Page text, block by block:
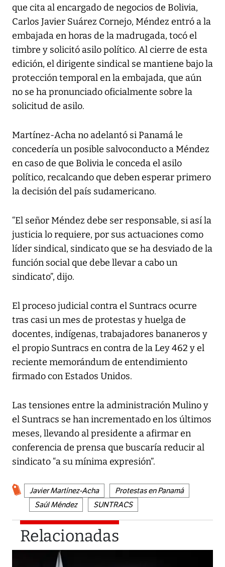
que cita al encargado de negocios de Bolivia,
Carlos Javier Suárez Cornejo, Méndez entró a la
embajada en horas de la madrugada, tocó el
timbre y solicitó asilo político. Al cierre de esta
edición, el dirigente sindical se mantiene bajo la
protección temporal en la embajada, que aún
no se ha pronunciado oficialmente sobre la
solicitud de asilo.
Martínez-Acha no adelantó si Panamá le
concedería un posible salvoconducto a Méndez
en caso de que Bolivia le conceda el asilo
político, recalcando que deben esperar primero
la decisión del país sudamericano.
“El señor Méndez debe ser responsable, si así la
justicia lo requiere, por sus actuaciones como
líder sindical, sindicato que se ha desviado de la
función social que debe llevar a cabo un
sindicato”, dijo.
El proceso judicial contra el Suntracs ocurre
tras casi un mes de protestas y huelga de
docentes, indígenas, trabajadores bananeros y
el propio Suntracs en contra de la Ley 462 y el
reciente memorándum de entendimiento
firmado con Estados Unidos.
Las tensiones entre la administración Mulino y
el Suntracs se han incrementado en los últimos
meses, llevando al presidente a afirmar en
conferencia de prensa que buscaría reducir al
sindicato “a su mínima expresión”.
Javier Martínez-Acha
Protestas en Panamá
Saúl Méndez
SUNTRACS
Relacionadas